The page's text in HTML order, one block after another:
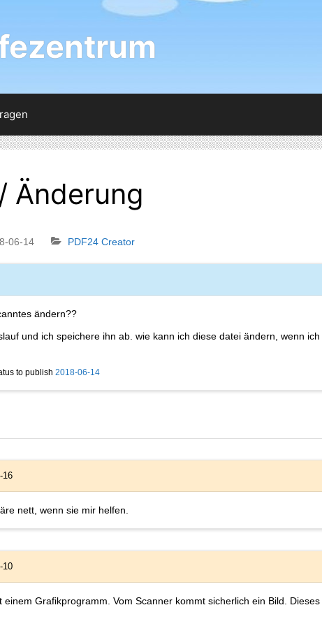
Änderung
06-14 PDF24 Creator
ändern??
und ich speichere ihn ab. wie kann ich diese datei ändern, wenn
to publish 2018-06-14
16
nett, wenn sie mir helfen.
10
einem Grafikprogramm. Vom Scanner kommt sicherlich ein Bild.